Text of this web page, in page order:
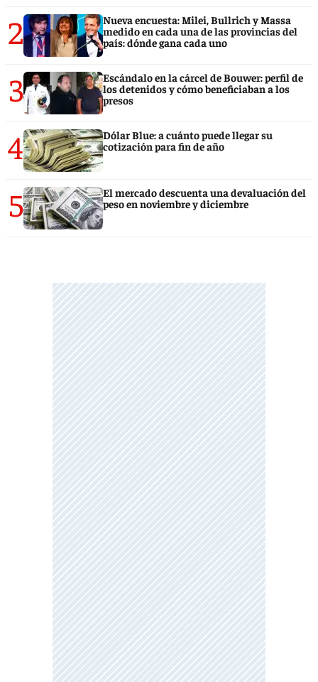
2
Nueva encuesta: Milei, Bullrich y Massa
medido en cada una de las provincias del
país: dónde gana cada uno
3
Escándalo en la cárcel de Bouwer: perfil de
los detenidos y cómo beneficiaban a los
presos
4
Dólar Blue: a cuánto puede llegar su
cotización para fin de año
5
El mercado descuenta una devaluación del
peso en noviembre y diciembre